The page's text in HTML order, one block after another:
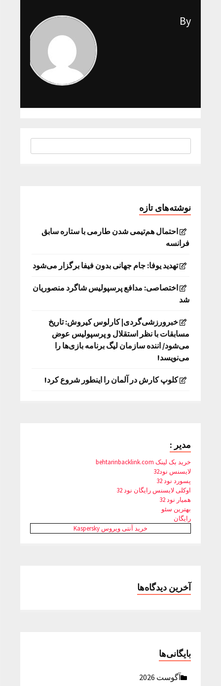
By
نوشته‌های تازه
احتمال هم‌تیمی شدن طارمی با ستاره سابق
فرانسه
تهدید یوفا: جام جهانی بدون فیفا برگزار می‌شود
اختصاصی: مدافع پرسپولیس شاگرد منصوریان
شد
خبرورزشی‌گردی| کارلوس کیروش: تاریخ
مسابقات با نظر استقلال و پرسپولیس عوض
می‌شود/ اننده سازمان لیگ برنامه بازی‌ها را
می‌نویسد!
کلوپ کارش در آلمان را اینطور شروع کرد!
مدیر :
خرید بک لینک behtarinbacklink.com
لایسنس نود32
پسورد نود 32
اوکلی لایسنس رایگان نود 32
همیار نود 32
بهترین سئو
رایگان
خرید آنتی ویروس Kaspersky
آخرین دیدگاه‌ها
بایگانی‌ها
آگوست 2026